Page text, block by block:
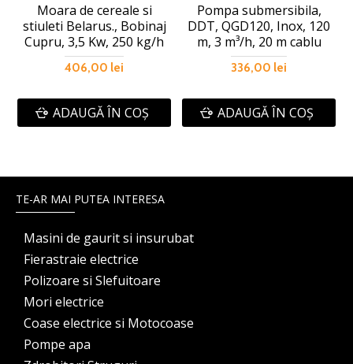
Moara de cereale si
stiuleti Belarus., Bobinaj
Cupru, 3,5 Kw, 250 kg/h
406,00 lei
ADAUGĂ ÎN COŞ
Pompa submersibila,
DDT, QGD120, Inox, 120
m, 3 m³/h, 20 m cablu
336,00 lei
ADAUGĂ ÎN COŞ
TE-AR MAI PUTEA INTERESA
Masini de gaurit si insurubat
Fierastraie electrice
Polizoare si Slefuitoare
Mori electrice
Coase electrice si Motocoase
Pompe apa